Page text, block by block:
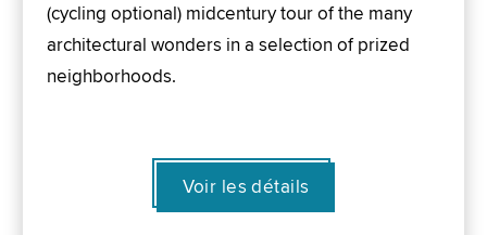
(cycling optional) midcentury tour of the many
architectural wonders in a selection of prized
neighborhoods.
Voir les détails